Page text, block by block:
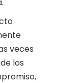
veces
los